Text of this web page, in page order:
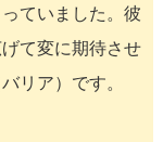
ていました。彼
て変に期待させ
リア）です。